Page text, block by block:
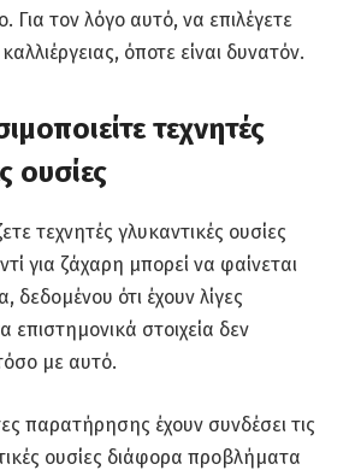
τον λόγο αυτό, να επιλέγετε
όποτε είναι δυνατόν.
τεχνητές
ουσίες
τεχνητές γλυκαντικές ουσίες
για ζάχαρη μπορεί να φαίνεται
δεδομένου ότι έχουν λίγες
επιστημονικά στοιχεία δεν
με αυτό.
παρατήρησης έχουν συνδέσει τις
ουσίες διάφορα προβλήματα